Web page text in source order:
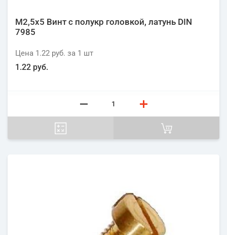
М2,5х5 Винт с полукр головкой, латунь DIN
7985
Цена 1.22 руб. за 1 шт
1.22 руб.